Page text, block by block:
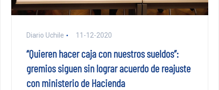
Diario Uchile 11-12-2020
“Quieren hacer caja con nuestros sueldos”:
gremios siguen sin lograr acuerdo de reajuste
con ministerio de Hacienda